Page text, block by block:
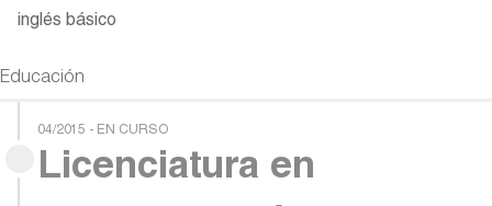
inglés básico
Educación
04/2015 - EN CURSO
Licenciatura en